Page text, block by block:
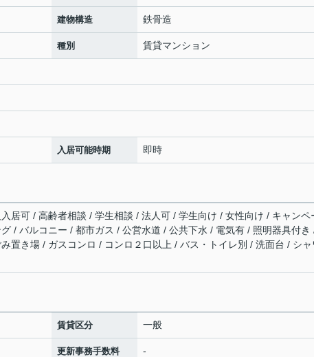
建物構造 鉄骨造
種別 賃貸マンション
入居可能時期 即時
居可 / 高齢者相談 / 学生相談 / 法人可 / 学生向け / 女性向け / キャンペ
/ バルコニー / 都市ガス / 公営水道 / 公共下水 / 電気有 / 照明器具付き
置き場 / ガスコンロ / コンロ２口以上 / バス・トイレ別 / 洗面台 / シャ
賃貸区分 一般
更新事務手数料 -